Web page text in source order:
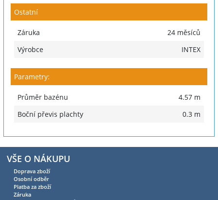
Ostatní
Záruka
24 měsíců
Výrobce
INTEX
Parametry:
Průměr bazénu
4.57 m
Boční převis plachty
0.3 m
VŠE O NÁKUPU
Doprava zboží
Osobní odběr
Platba za zboží
Záruka